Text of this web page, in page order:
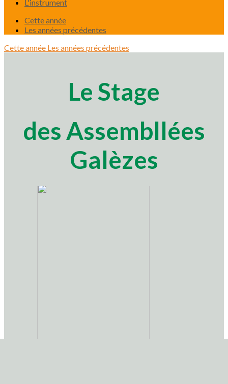
L'instrument
Cette année
Les années précédentes
Cette année Les années précédentes
Le Stage
des Assembllées
Galèzes